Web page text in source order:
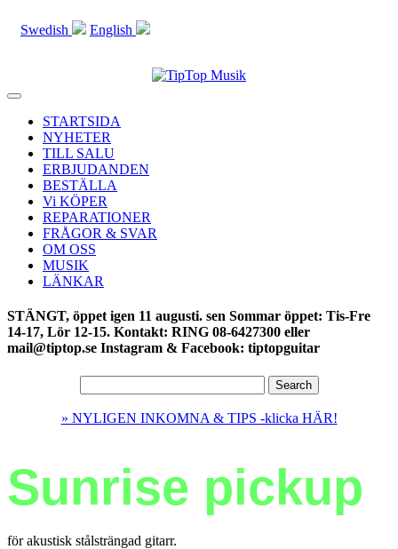
Swedish English
Toggle
navigationSTARTSIDA
NYHETER
TILL SALU
ERBJUDANDEN
BESTÄLLA
Vi KÖPER
REPARATIONER
FRÅGOR & SVAR
OM OSS
MUSIK
LÄNKAR
STÄNGT, öppet igen 11 augusti. sen Sommar öppet: Tis-Fre
14-17, Lör 12-15. Kontakt: RING 08-6427300 eller
mail@tiptop.se Instagram & Facebook: tiptopguitar
» NYLIGEN INKOMNA & TIPS -klicka HÄR!
Sunrise pickup
för akustisk stålsträngad gitarr.